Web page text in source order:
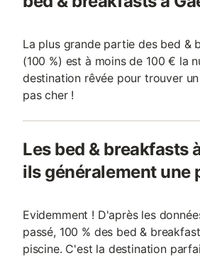
La plus grande partie des bed &
(100 %) est à moins de 100 € la
destination rêvée pour trouver
pas cher !
Les bed & breakfasts
ils généralement une
Evidemment ! D'après les
passé, 100 % des bed &
piscine. C'est la destination